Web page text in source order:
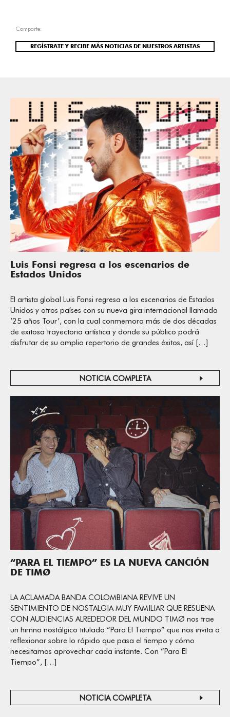
Comparte:
REGÍSTRATE Y RECIBE MÁS NOTICIAS DE NUESTROS ARTISTAS
Luis Fonsi regresa a los escenarios de
Estados Unidos
El artista global Luis Fonsi regresa a los escenarios de Estados
Unidos y otros países con su nueva gira internacional llamada
’25 años Tour’, con la cual conmemora más de dos décadas
de exitosa trayectoria artística y donde su público podrá
disfrutar de su amplio repertorio de grandes éxitos, así […]
NOTICIA COMPLETA
“PARA EL TIEMPO” ES LA NUEVA CANCIÓN
DE TIMØ
LA ACLAMADA BANDA COLOMBIANA REVIVE UN
SENTIMIENTO DE NOSTALGIA MUY FAMILIAR QUE RESUENA
CON AUDIENCIAS ALREDEDOR DEL MUNDO TIMØ nos trae
un himno nostálgico titulado “Para El Tiempo” que nos invita a
reflexionar sobre lo rápido que pasa el tiempo y cómo
necesitamos aprovechar cada instante. Con “Para El
Tiempo”, […]
NOTICIA COMPLETA